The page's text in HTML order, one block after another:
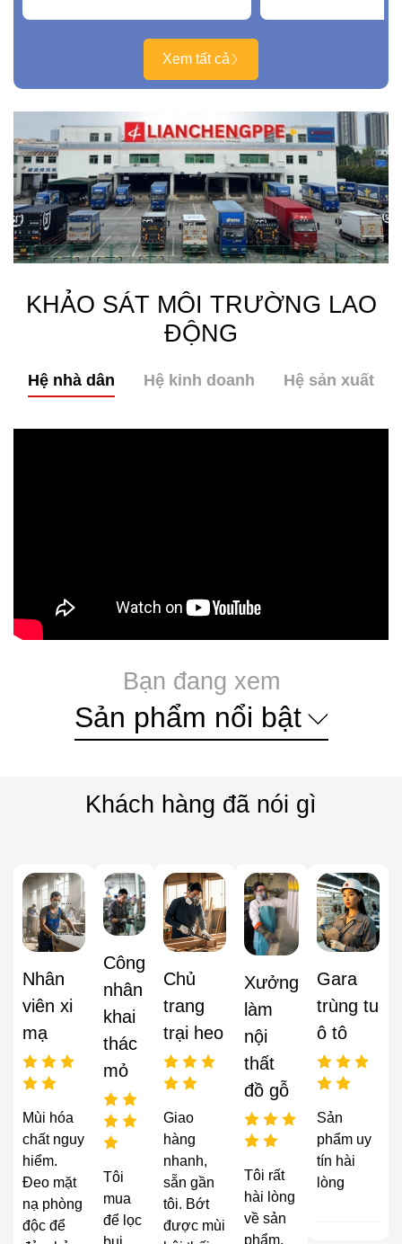
Xem tất cả
KHẢO SÁT MÔI TRƯỜNG LAO
ĐỘNG
Hệ nhà dân Hệ kinh doanh Hệ sản xuất
Bạn đang xem
Sản phẩm nổi bật
Khách hàng đã nói gì
Nhân
viên xi
mạ
Mùi hóa
chất nguy
hiểm.
Đeo mặt
nạ phòng
độc để
Công
nhân
khai
thác
mỏ
Tôi
mua
để lọc
Chủ
trang
trại heo
Giao
hàng
nhanh,
sẵn gần
tôi. Bớt
được mùi
Xưởng
làm
nội
thất
đồ gỗ
Tôi rất
hài lòng
về sản
phẩm,
Gara
trùng tu
ô tô
Sản
phẩm uy
tín hài
lòng